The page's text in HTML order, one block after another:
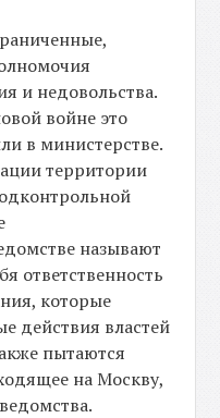
и недовольства.
войне это
в министерстве.
территории
называют
ответственность
которые
действия властей
пытаются
на Москву,